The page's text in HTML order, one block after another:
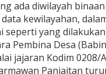
ada diwilayah
kewilayahan,
seperti yang
Pembina Desa
jajaran Kodim 0208/
Panjaitan